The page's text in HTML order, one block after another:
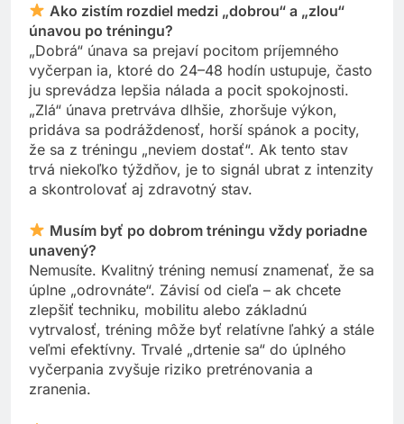
Ako zistím rozdiel medzi „dobrou“ a „zlou“
únavou po tréningu?
„Dobrá“ únava sa prejaví pocitom príjemného
vyčerpan ia, ktoré do 24–48 hodín ustupuje, často
ju sprevádza lepšia nálada a pocit spokojnosti.
„Zlá“ únava pretrváva dlhšie, zhoršuje výkon,
pridáva sa podráždenosť, horší spánok a pocity,
že sa z tréningu „neviem dostať“. Ak tento stav
trvá niekoľko týždňov, je to signál ubrat z intenzity
a skontrolovať aj zdravotný stav.
Musím byť po dobrom tréningu vždy poriadne
unavený?
Nemusíte. Kvalitný tréning nemusí znamenať, že sa
úplne „odrovnáte“. Závisí od cieľa – ak chcete
zlepšiť techniku, mobilitu alebo základnú
vytrvalosť, tréning môže byť relatívne ľahký a stále
veľmi efektívny. Trvalé „drtenie sa“ do úplného
vyčerpania zvyšuje riziko pretrénovania a
zranenia.